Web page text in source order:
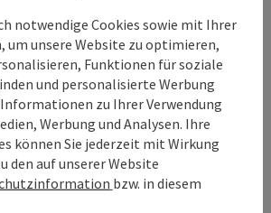
notwendige Cookies sowie mit Ihrer
um unsere Website zu optimieren,
Funktionen für soziale
und personalisierte Werbung
zu Ihrer Verwendung
Werbung und Analysen. Ihre
können Sie jederzeit mit Wirkung
den auf unserer Website
bzw. in diesem